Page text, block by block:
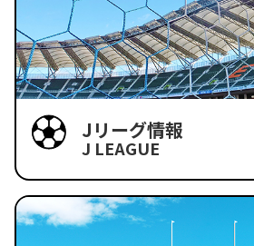
Jリーグ情報
J LEAGUE